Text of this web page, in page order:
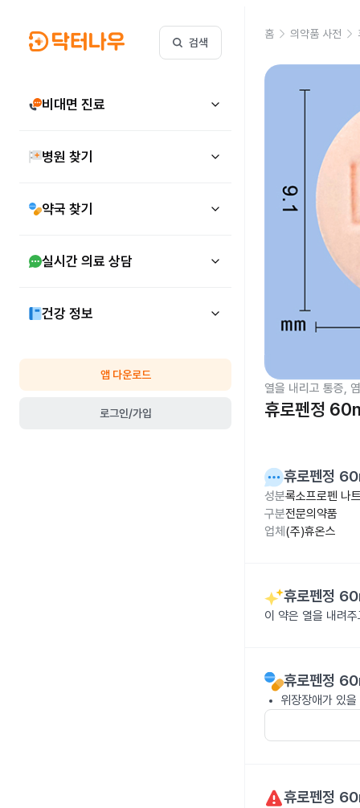
검색
비대면 진료
병원 찾기
약국 찾기
실시간 의료 상담
건강 정보
앱 다운로드
로그인/가입
홈 의약품 사전
열을 내리고 통증,
휴로펜정
휴로펜정
성분록소프로펜 나
구분전문의약품
업체 (주)휴온스
휴로펜정
이 약은 열을 내려
휴로펜정
위장장애가 있
휴로펜정